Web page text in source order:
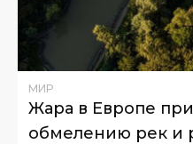
МИР
Жара в Европе
обмелению рек и